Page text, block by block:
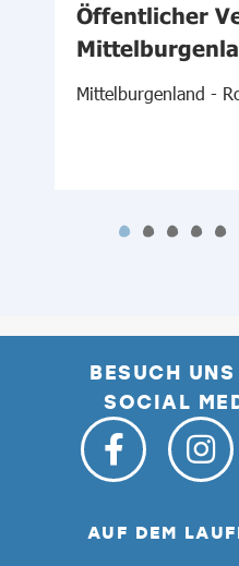
Öffentlicher
Mittelburgenland -
BESUCH
SOCIAL
AUF DEM